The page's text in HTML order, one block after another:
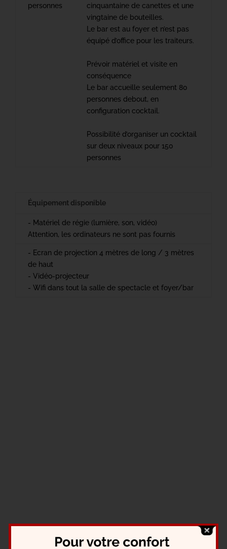
personnes
cinquantaine de canettes et une
vingtaine de bouteilles.
Le bar est au foyer et n’est pas
équipé d’office pour les traiteurs.
Prévoir matériel et visite en
conséquence
Le bar accueille seulement 80
personnes debout, en
configuration cocktail.
Possibilité d’organiser un cocktail
sur deux niveaux pour 150
personnes
Équipement disponible
- Matériel de régie (lumière, son, vidéo)
Attention, les ordinateurs ne sont pas fournis
- Ecran de projection 4 mètres de long / 3 mètres
de haut
- Vidéo-projecteur
- Wifi dans tout la salle de spectacle et foyer/bar